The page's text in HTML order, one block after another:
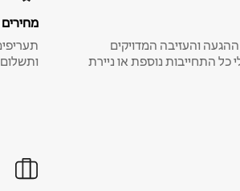
והעזיבה המדויקים
כל התחייבות נוספת או ניירת